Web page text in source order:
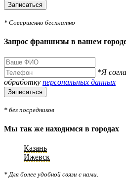
Записаться
* Совершенно бесплатно
Запрос франшизы в вашем
*Я
обработку персональных данных
Записаться
* без посредников
Мы так же находимся в городах
Казань
Ижевск
* Для более удобной связи с нами.